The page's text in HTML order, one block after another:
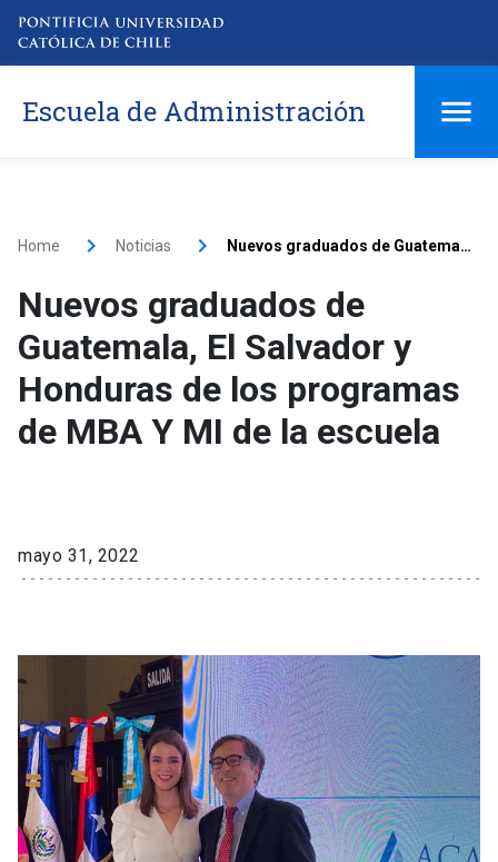
Escuela de Administración
Home Noticias Nuevos graduados de Guatemala, El Salvador y Honduras de los programas de MBA Y MI de la escuela
Nuevos graduados de
Guatemala, El Salvador y
Honduras de los programas
de MBA Y MI de la escuela
mayo 31, 2022